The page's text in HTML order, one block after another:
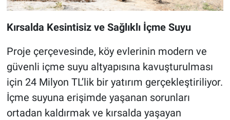
Kırsalda Kesintisiz ve Sağlıklı İçme Suyu
Proje çerçevesinde, köy evlerinin modern ve
güvenli içme suyu altyapısına kavuşturulması
için 24 Milyon TL’lik bir yatırım gerçekleştiriliyor.
İçme suyuna erişimde yaşanan sorunları
ortadan kaldırmak ve kırsalda yaşayan